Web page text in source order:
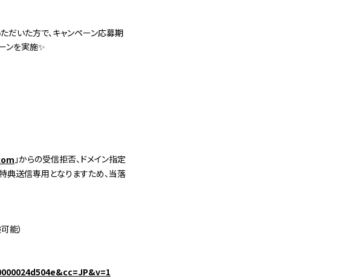
だいた方で、キャンペーン応募期
ンを実施✨
」からの受信拒否、ドメイン指定
典送信専用となりますため、当落
能）